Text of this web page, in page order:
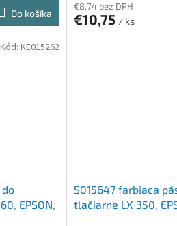
Do košíka
€8,74 bez DPH
€10,75 / ks
do
EPSON,
Kód: KE015262
S015647 farbiaca
tlačiarne LX 350,